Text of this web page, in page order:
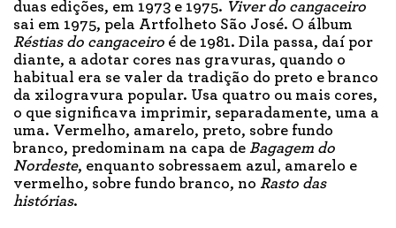
duas edições, em 1973 e 1975. Viver do cangaceiro
sai em 1975, pela Artfolheto São José. O álbum
Réstias do cangaceiro é de 1981. Dila passa, daí por
diante, a adotar cores nas gravuras, quando o
habitual era se valer da tradição do preto e branco
da xilogravura popular. Usa quatro ou mais cores,
o que significava imprimir, separadamente, uma a
uma. Vermelho, amarelo, preto, sobre fundo
branco, predominam na capa de Bagagem do
Nordeste, enquanto sobressaem azul, amarelo e
vermelho, sobre fundo branco, no Rasto das
histórias.